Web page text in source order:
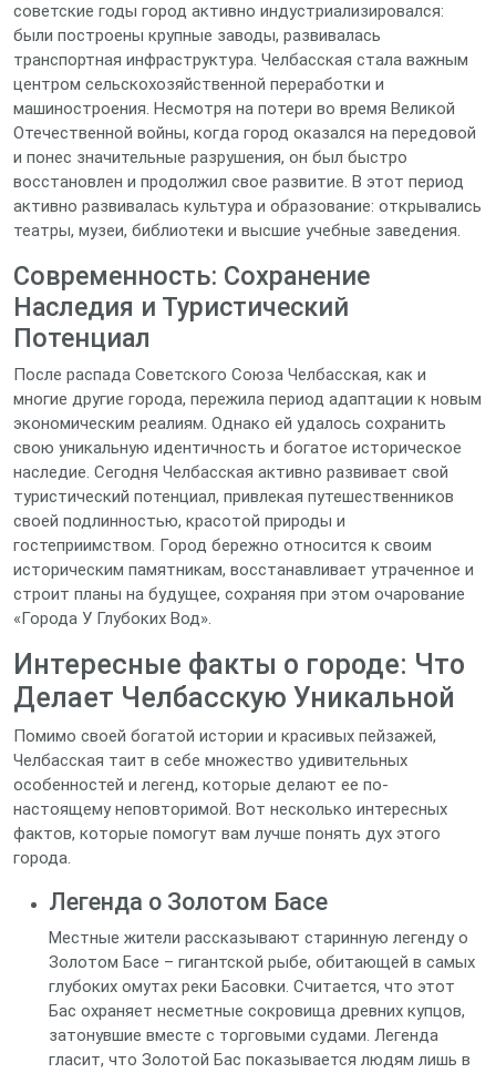
советские годы город активно индустриализировался:
были построены крупные заводы, развивалась
транспортная инфраструктура. Челбасская стала важным
центром сельскохозяйственной переработки и
машиностроения. Несмотря на потери во время Великой
Отечественной войны, когда город оказался на передовой
и понес значительные разрушения, он был быстро
восстановлен и продолжил свое развитие. В этот период
активно развивалась культура и образование: открывались
театры, музеи, библиотеки и высшие учебные заведения.
Современность: Сохранение
Наследия и Туристический
Потенциал
После распада Советского Союза Челбасская, как и
многие другие города, пережила период адаптации к новым
экономическим реалиям. Однако ей удалось сохранить
свою уникальную идентичность и богатое историческое
наследие. Сегодня Челбасская активно развивает свой
туристический потенциал, привлекая путешественников
своей подлинностью, красотой природы и
гостеприимством. Город бережно относится к своим
историческим памятникам, восстанавливает утраченное и
строит планы на будущее, сохраняя при этом очарование
«Города У Глубоких Вод».
Интересные факты о городе: Что
Делает Челбасскую Уникальной
Помимо своей богатой истории и красивых пейзажей,
Челбасская таит в себе множество удивительных
особенностей и легенд, которые делают ее по-
настоящему неповторимой. Вот несколько интересных
фактов, которые помогут вам лучше понять дух этого
города.
Легенда о Золотом Басе
Местные жители рассказывают старинную легенду о
Золотом Басе – гигантской рыбе, обитающей в самых
глубоких омутах реки Басовки. Считается, что этот
Бас охраняет несметные сокровища древних купцов,
затонувшие вместе с торговыми судами. Легенда
гласит, что Золотой Бас показывается людям лишь в